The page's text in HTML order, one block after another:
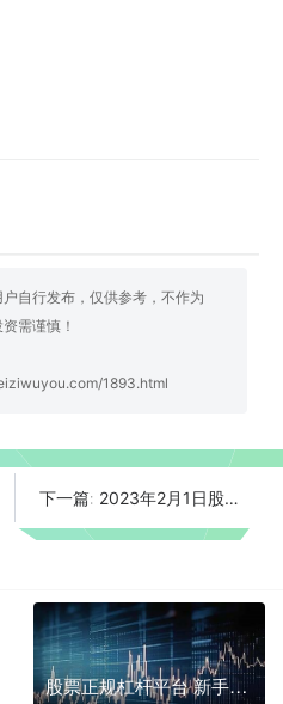
自行发布，仅供参考，不作为
需谨慎！
1893.html
下一篇: 2023年2月1日股市点评：新的主线已经出现
股票正规杠杆平台 新手必选这四家高信誉平台